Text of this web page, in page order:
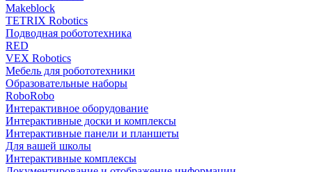
Makeblock
TETRIX Robotics
Подводная робототехника
RED
VEX Robotics
Мебель для робототехники
Образовательные наборы
RoboRobo
Интерактивное оборудование
Интерактивные доски и комплексы
Интерактивные панели и планшеты
Для вашей школы
Интерактивные комплексы